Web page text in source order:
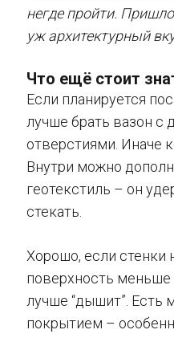
негде пройти.
уж архитектурный
Что ещё стоит
Если планируется
лучше брать вазон с
отверстиями. Иначе
Внутри можно
геотекстиль – он
стекать.
Хорошо, если стенки
поверхность меньше
лучше “дышит”. Есть
покрытием –